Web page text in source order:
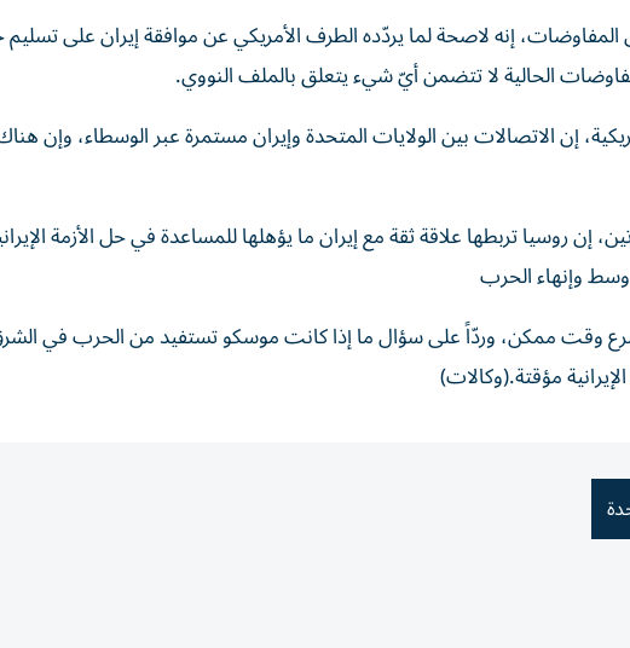
إنه لاصحة لما يردّده الطرف الأمريكي عن موافقة إيران على
الحالية لا تتضمن أيّ شيء يتعلق بالملف النووي.
إن الاتصالات بين الولايات المتحدة وإيران مستمرة عبر الوسطاء، وإن
إن روسيا تربطها علاقة ​ثقة مع ‌إيران ما يؤهلها للمساعدة في ​حل ‌الأزمة
وإنهاء الحرب
وقت ممكن، وردّاً على سؤال ما إذا كانت موسكو تستفيد من الحرب في
مؤقتة.(وكالات)